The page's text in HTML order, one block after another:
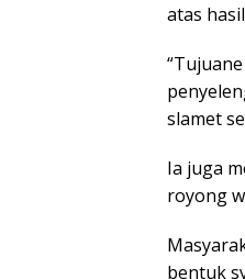
atas
slamet
Ia juga
royong
bentuk